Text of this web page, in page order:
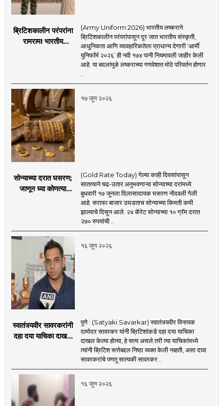
ब्रिटिशकालीन परंपरांना
रामराम! भारतीय
(Army Uniform 2026) भारतीय लष्कराने
ब्रिटिशकालीन परंपरांपासून दूर जात भारतीय संस्कृती,
आधुनिकता आणि व्यावहारिकतेला प्राधान्य देणारी ‘आर्मी
युनिफॉर्म २०२६’ ही नवी १७४ पानी नियमावली जाहीर केली
आहे. या बदलांमुळे लष्कराच्या गणवेशात मोठे परिवर्तन होणार
१७ जून २०२६
सोन्याच्या दरात घसरण;
जाणून घ्या कोणत्या
(Gold Rate Today) गेल्या काही दिवसांपासून
सातत्याने चढ-उतार अनुभवणाऱ्या सोन्याच्या दरांमध्ये
बुधवारी १७ जूनला दिलासादायक घसरण नोंदवली गेली
आहे. सराफा बाजार उघडताच सोन्याच्या किमती कमी
झाल्याचे दिसून आले. २४ कॅरेट सोन्याच्या १० ग्रॅम दरात
२७० रुपयांची ..
१६ जून २०२६
स्वातंत्र्यवीर सावरकरांनी
दहा दया याचिका दाखल
निष्ठा व्यक्त केली नाही’!
पणतू सात्यकी सावरकर
यांनी न्यायालयात सादर
केला दावा
पुणे : (Satyaki Savarkar) स्वातंत्र्यवीर विनायक
दामोदर सावरकर यांनी ब्रिटिशांकडे दहा दया याचिका
दाखल केल्या होत्या, हे सत्य असले तरी त्या याचिकांमध्ये
त्यांनी ब्रिटिश सत्तेबद्दल निष्ठा व्यक्त केली नव्हती, असा दावा
सावरकरांचे पणतू सात्यकी सावरकर ..
१६ जून २०२६